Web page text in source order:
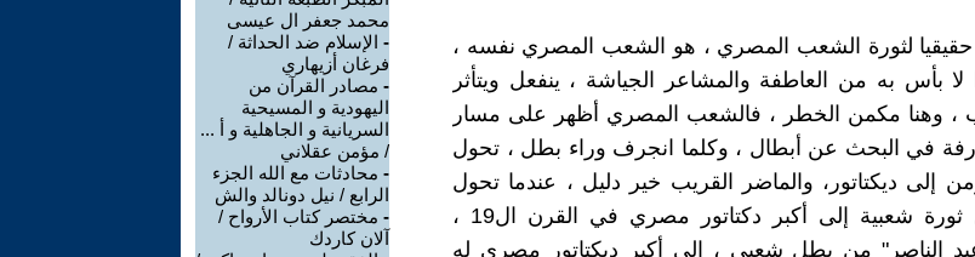
حقيقيا لثورة الشعب المصري ، هو الشعب المصري نفسه ،
بأس به من العاطفة والمشاعر الجياشة ، ينفعل ويتأثر
، وهنا مكمن الخطر ، فالشعب المصري أظهر على مسار
في البحث عن أبطال ، وكلما انجرف وراء بطل ، تحول
إلى ديكتاتور، والماضر القريب خير دليل ، عندما تحول
"محمد علي" من بطل ثورة شعبية إلى أكبر دكتاتور مصري في القرن ال19 ،
الناصر" من بطل شعبي ، إلى أكبر ديكتاتور مصري له
محمد جعفر ال عيسى
- الإسلام ضد الحداثة /
فرغان أزيهاري
- مصادر القرآن من
اليهودية و المسيحية
السريانية و الجاهلية و أ ...
/ مؤمن عقلاني
- محادثات مع الله الجزء
الرابع / نيل دونالد والش
- مختصر كتاب الأرواح /
آلان كاردك